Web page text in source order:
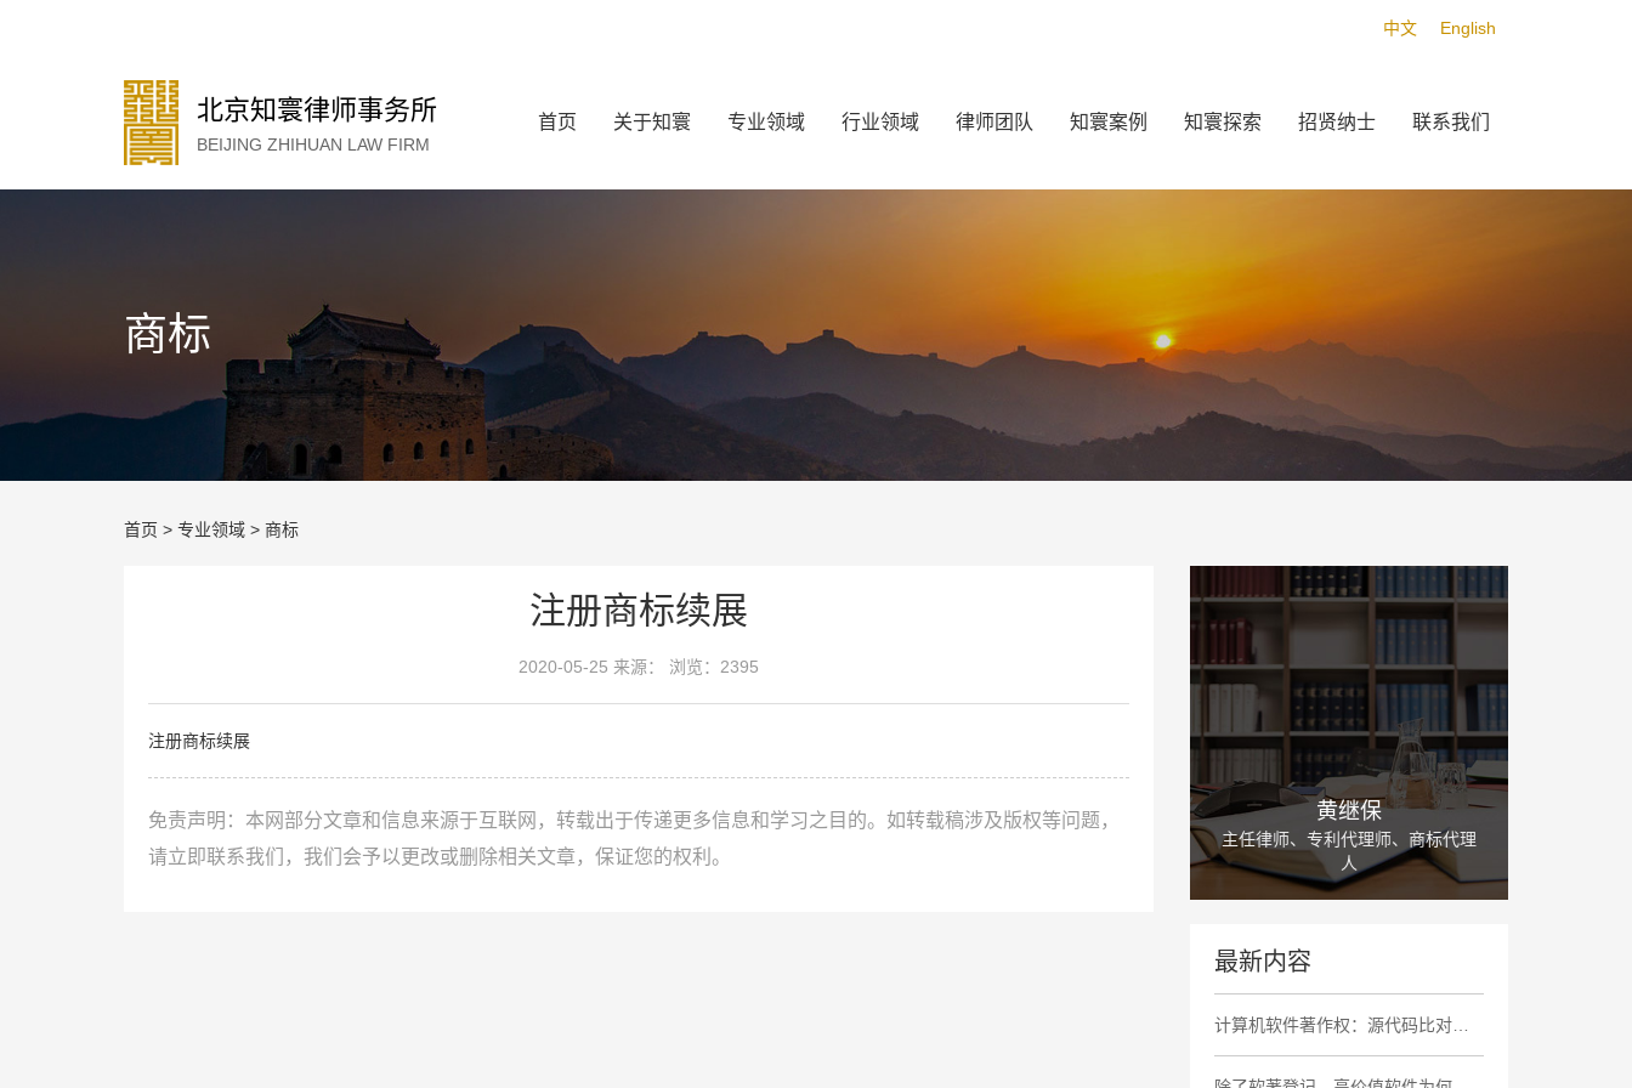
中文 English
北京知寰律师事务所
BEIJING ZHIHUAN LAW FIRM
首页 关于知寰 专业领域 行业领域 律师团队 知寰案例 知寰探索 招贤纳士 联系我们
商标
首页 > 专业领域 > 商标
注册商标续展
2020-05-25 来源： 浏览：2395
注册商标续展
免责声明：本网部分文章和信息来源于互联网，转载出于传递更多信息和学习之目的。如转载稿涉及版权等问题，
请立即联系我们，我们会予以更改或删除相关文章，保证您的权利。
黄继保
主任律师、专利代理师、商标代理
人
最新内容
计算机软件著作权：源代码比对中存在大量高度相似内容、相同非必要功能缺陷及商业标识，认定侵权成立